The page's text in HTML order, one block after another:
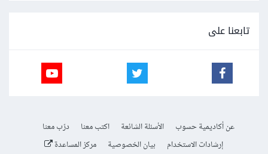
تابعنا على
عن أكاديمية حسوب الأسئلة الشائعة اكتب معنا
درّب معنا
إرشادات الاستخدام
بيان الخصوصية مركز المساعدة